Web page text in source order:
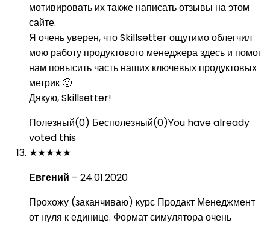
мотивировать их также написать отзывы на этом
сайте.
Я очень уверен, что Skillsetter ощутимо облегчил
мою работу продуктового менеджера здесь и помог
нам повысить часть наших ключевых продуктовых
метрик 🙂
Дякую, Skillsetter!
Полезный(0) Бесполезный(0)You have already
voted this
★★★★★
Евгений – 24.01.2020
Прохожу (заканчиваю) курс Продакт Менеджмент
от нуля к единице. Формат симулятора очень